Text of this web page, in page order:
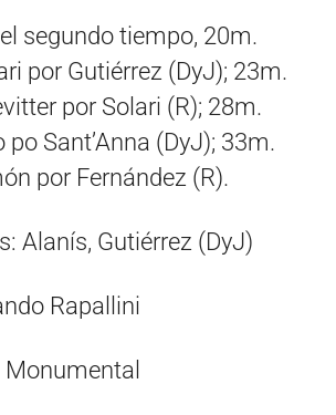
segundo tiempo, 20m.
por Gutiérrez (DyJ); 23m.
por Solari (R); 28m.
Sant’Anna (DyJ); 33m.
por Fernández (R).
Alanís, Gutiérrez (DyJ)
Rapallini